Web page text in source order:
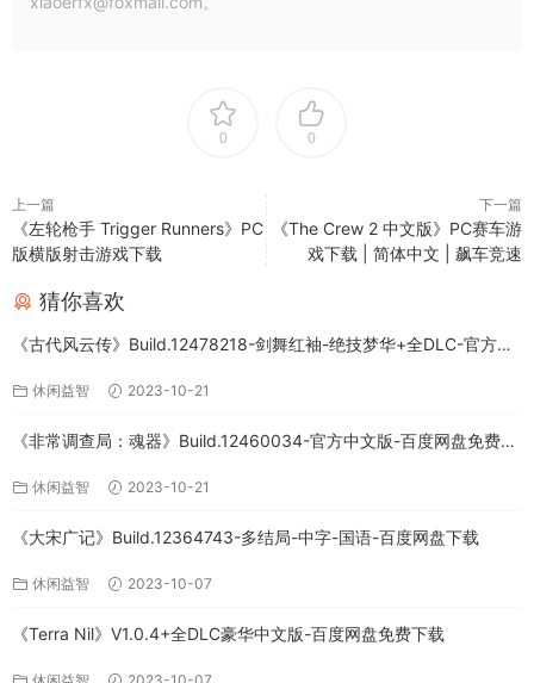
0 0
上一篇
《左轮枪手 Trigger Runners》PC
版横版射击游戏下载
下一篇
《The Crew 2 中文版》PC赛车游
戏下载 | 简体中文 | 飙车竞速
猜你喜欢
《古代风云传》Build.12478218-剑舞红袖-绝技梦华+全DLC-官方中
休闲益智 2023-10-21
《非常调查局：魂器》Build.12460034-官方中文版-百度网盘免费下
休闲益智 2023-10-21
《大宋广记》Build.12364743-多结局-中字-国语-百度网盘下载
休闲益智 2023-10-07
《Terra Nil》V1.0.4+全DLC豪华中文版-百度网盘免费下载